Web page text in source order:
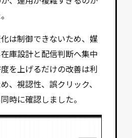
は制御できないため、媒
庫設計と配信判断へ集中
を上げるだけの改善は利
、視認性、誤クリック、
時に確認しました。